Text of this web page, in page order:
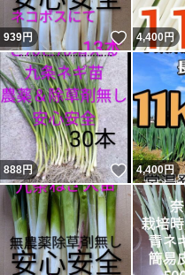
939円 いいね！
4,400円
888円 いいね！
4,400円